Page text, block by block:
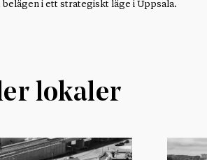
belägen i ett strategiskt läge i Uppsala.
lokaler